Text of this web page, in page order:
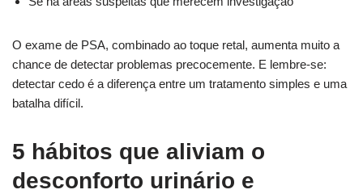
O exame de PSA, combinado ao toque retal, aumenta muito a
chance de detectar problemas precocemente. E lembre-se:
detectar cedo é a diferença entre um tratamento simples e uma
batalha difícil.
5 hábitos que aliviam o
desconforto urinário e